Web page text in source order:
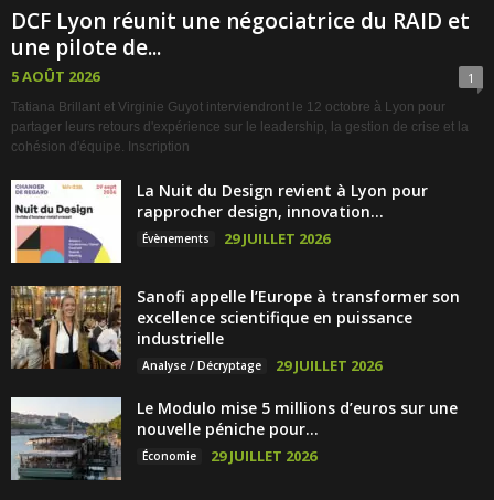
DCF Lyon réunit une négociatrice du RAID et
une pilote de...
5 AOÛT 2026 1
Tatiana Brillant et Virginie Guyot interviendront le 12 octobre à Lyon pour
partager leurs retours d'expérience sur le leadership, la gestion de crise et la
cohésion d'équipe. Inscription
La Nuit du Design revient à Lyon pour
rapprocher design, innovation...
Évènements 29 JUILLET 2026
Sanofi appelle l’Europe à transformer son
excellence scientifique en puissance
industrielle
Analyse / Décryptage 29 JUILLET 2026
Le Modulo mise 5 millions d’euros sur une
nouvelle péniche pour...
Économie 29 JUILLET 2026